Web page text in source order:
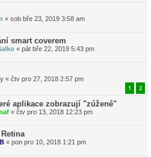
« sob bře 23, 2019 3:58 am
smart coverem
« pát bře 22, 2019 5:43 pm
« čtv pro 27, 2018 2:57 pm
1 2
aplikace zobrazují "zúžené"
« čtv pro 13, 2018 12:23 pm
« pon pro 10, 2018 1:21 pm